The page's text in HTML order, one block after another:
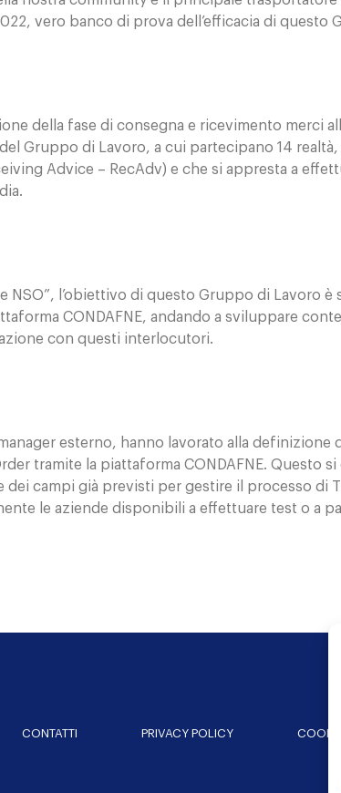
vero banco di prova dell’efficacia di questo
della fase di consegna e ricevimento merci
Gruppo di Lavoro, a cui partecipano 14
Advice – RecAdv) e che si appresta a
NSO”, l’obiettivo di questo Gruppo di
CONDAFNE, andando a sviluppare
con questi interlocutori.
esterno, hanno lavorato alla
tramite la piattaforma CONDAFNE. Questo
campi già previsti per gestire il processo di
le aziende disponibili a effettuare test o a
CONTATTI PRIVACY POLICY